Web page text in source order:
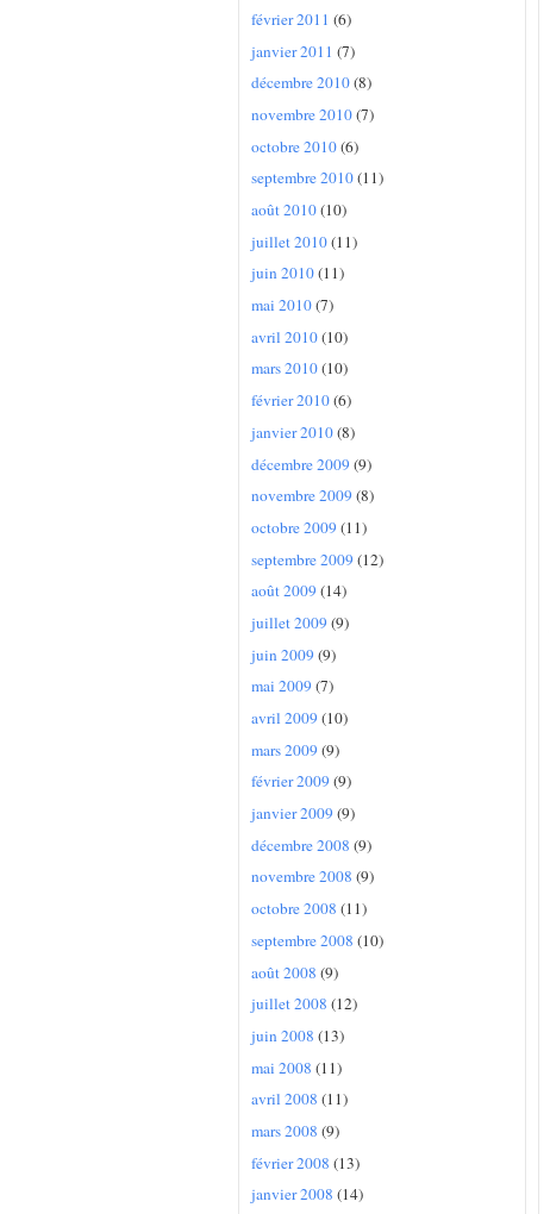
février 2011 (6)
janvier 2011 (7)
décembre 2010(8)
novembre 2010(7)
octobre 2010(6)
septembre 2010(11)
août 2010(10)
juillet 2010(11)
juin 2010(11)
mai 2010(7)
avril 2010(10)
mars 2010(10)
février 2010(6)
janvier 2010(8)
décembre 2009 (9)
novembre 2009 (8)
octobre 2009 (11)
septembre 2009 (12)
août 2009 (14)
juillet 2009 (9)
juin 2009 (9)
mai 2009 (7)
avril 2009 (10)
mars 2009 (9)
février 2009 (9)
janvier 2009 (9)
décembre 2008 (9)
novembre 2008 (9)
octobre 2008 (11)
septembre 2008 (10)
août 2008 (9)
juillet 2008 (12)
juin 2008 (13)
mai 2008 (11)
avril 2008 (11)
mars 2008 (9)
février 2008 (13)
janvier 2008 (14)